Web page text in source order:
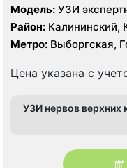
Модель: УЗИ
Район: Калининский,
Петроградский
Метро: Выборгская,
Цена указана с
УЗИ нервов верхних